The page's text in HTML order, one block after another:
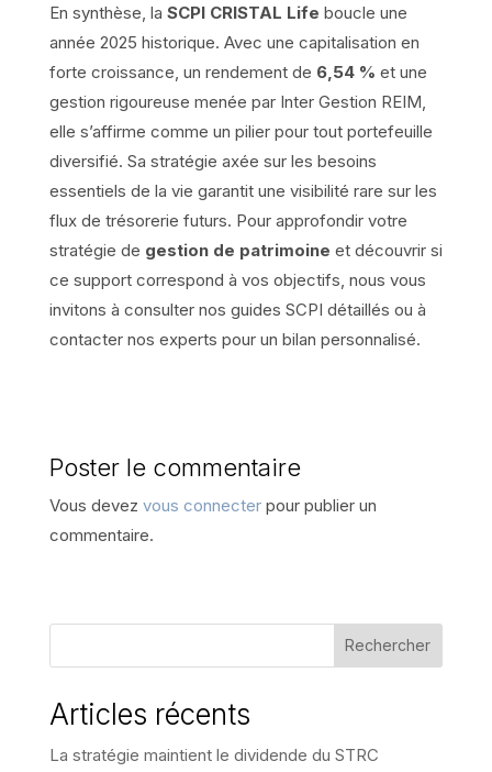
En synthèse, la SCPI CRISTAL Life boucle une
année 2025 historique. Avec une capitalisation en
forte croissance, un rendement de 6,54 % et une
gestion rigoureuse menée par Inter Gestion REIM,
elle s’affirme comme un pilier pour tout portefeuille
diversifié. Sa stratégie axée sur les besoins
essentiels de la vie garantit une visibilité rare sur les
flux de trésorerie futurs. Pour approfondir votre
stratégie de gestion de patrimoine et découvrir si
ce support correspond à vos objectifs, nous vous
invitons à consulter nos guides SCPI détaillés ou à
contacter nos experts pour un bilan personnalisé.
Poster le commentaire
Vous devez vous connecterpour publier un
commentaire.
Rechercher
Articles récents
La stratégie maintient le dividende du STRC